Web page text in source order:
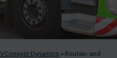
VConsyst Dynamics » Routen- und